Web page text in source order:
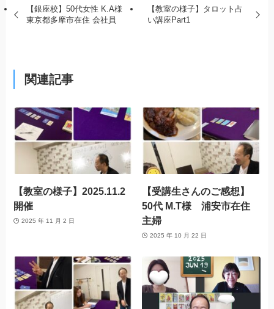
【銀座校】50代女性 K.A様
東京都多摩市在住 会社員
【教室の様子】タロット占
い講座Part1
関連記事
【教室の様子】2025.11.2
開催
2025 年 11 月 2 日
【受講生さんのご感想】
50代 M.T様 浦安市在住
主婦
2025 年 10 月 22 日